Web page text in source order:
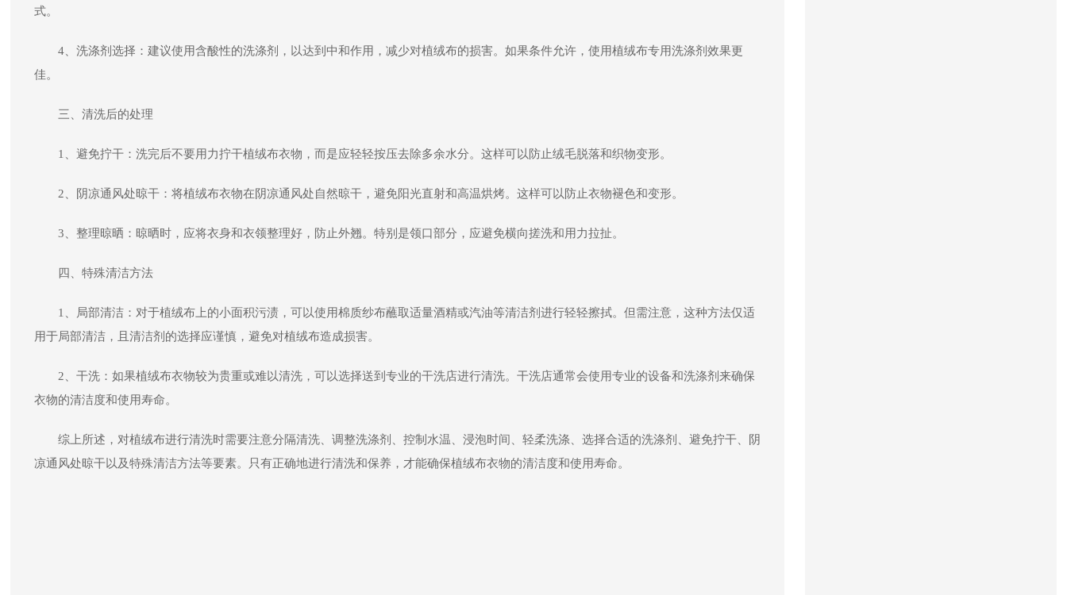
式。
4、洗涤剂选择：建议使用含酸性的洗涤剂，以达到中和作用，减少对植绒布的损害。如果条件允许，使用植绒布专用洗涤剂效果更
佳。
三、清洗后的处理
1、避免拧干：洗完后不要用力拧干植绒布衣物，而是应轻轻按压去除多余水分。这样可以防止绒毛脱落和织物变形。
2、阴凉通风处晾干：将植绒布衣物在阴凉通风处自然晾干，避免阳光直射和高温烘烤。这样可以防止衣物褪色和变形。
3、整理晾晒：晾晒时，应将衣身和衣领整理好，防止外翘。特别是领口部分，应避免横向搓洗和用力拉扯。
四、特殊清洁方法
1、局部清洁：对于植绒布上的小面积污渍，可以使用棉质纱布蘸取适量酒精或汽油等清洁剂进行轻轻擦拭。但需注意，这种方法仅适
用于局部清洁，且清洁剂的选择应谨慎，避免对植绒布造成损害。
2、干洗：如果植绒布衣物较为贵重或难以清洗，可以选择送到专业的干洗店进行清洗。干洗店通常会使用专业的设备和洗涤剂来确保
衣物的清洁度和使用寿命。
综上所述，对植绒布进行清洗时需要注意分隔清洗、调整洗涤剂、控制水温、浸泡时间、轻柔洗涤、选择合适的洗涤剂、避免拧干、阴
凉通风处晾干以及特殊清洁方法等要素。只有正确地进行清洗和保养，才能确保植绒布衣物的清洁度和使用寿命。